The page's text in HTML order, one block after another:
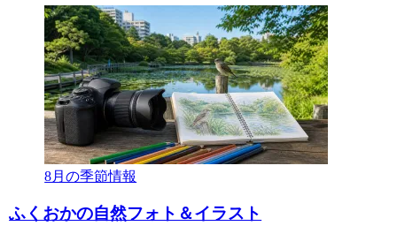
8月の季節情報
ふくおかの自然フォト＆イラスト